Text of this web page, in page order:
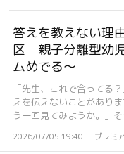
答えを教えない
区 親子分離型幼
ムめでる〜
「先生、これで合ってる
えを伝えないことがあり
う一回見てみようか。」
2026/07/05 19:40 プレミ